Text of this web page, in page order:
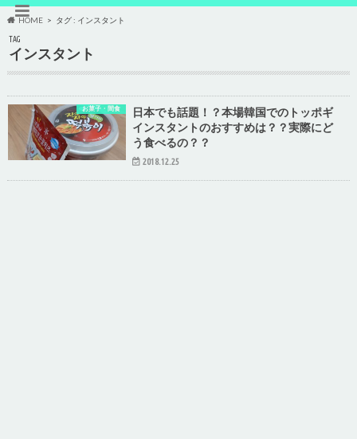
HOME タグ : インスタント
TAG
インスタント
お菓子・間食
日本でも話題！？本場韓国でのトッポギ
インスタントのおすすめは？？実際にど
う食べるの？？
2018.12.25